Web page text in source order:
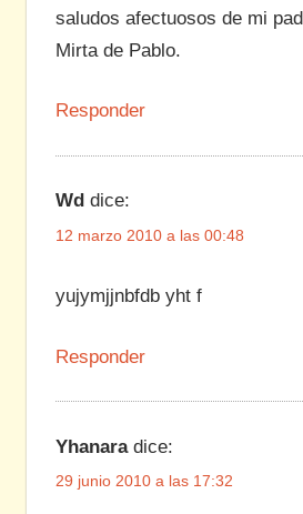
saludos afectuosos de mi
Mirta de Pablo.
Responder
Wd dice:
12 marzo 2010 a las 00:48
yujymjjnbfdb yht f
Responder
Yhanara dice:
29 junio 2010 a las 17:32